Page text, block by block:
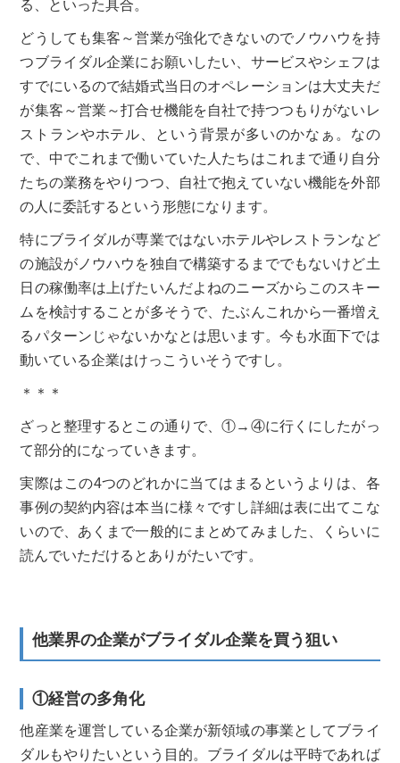
る、といった具合。
どうしても集客～営業が強化できないのでノウハウを持
つブライダル企業にお願いしたい、サービスやシェフは
すでにいるので結婚式当日のオペレーションは大丈夫だ
が集客～営業～打合せ機能を自社で持つつもりがないレ
ストランやホテル、という背景が多いのかなぁ。なの
で、中でこれまで働いていた人たちはこれまで通り自分
たちの業務をやりつつ、自社で抱えていない機能を外部
の人に委託するという形態になります。
特にブライダルが専業ではないホテルやレストランなど
の施設がノウハウを独自で構築するまででもないけど土
日の稼働率は上げたいんだよねのニーズからこのスキー
ムを検討することが多そうで、たぶんこれから一番増え
るパターンじゃないかなとは思います。今も水面下では
動いている企業はけっこういそうですし。
＊＊＊
ざっと整理するとこの通りで、①→④に行くにしたがっ
て部分的になっていきます。
実際はこの4つのどれかに当てはまるというよりは、各
事例の契約内容は本当に様々ですし詳細は表に出てこな
いので、あくまで一般的にまとめてみました、くらいに
読んでいただけるとありがたいです。
他業界の企業がブライダル企業を買う狙い
①経営の多角化
他産業を運営している企業が新領域の事業としてブライ
ダルもやりたいという目的。ブライダルは平時であれば